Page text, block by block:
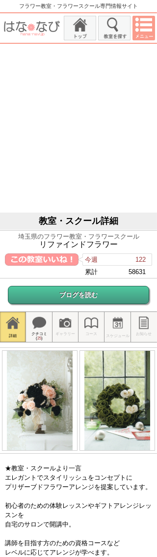
フラワー教室・フラワースクール専門情報サイト
教室・スクール詳細
埼玉県のフラワー教室・フラワースクール
リファインドフラワー
今週
122
累計
58631
ブログを読む
詳細
クチコミ
(25)
ギャラリー コース スケジュール お知らせ
★教室・スクールより一言
エレガントでスタイリッシュをコンセプトに
プリザーブドフラワーアレンジを提案しています。
初心者のための体験レッスンやギフトアレンジレッ
スンを
自宅のサロンで開講中。
講師を目指す方のための資格コースなど
レベルに応じてアレンジが学べます。